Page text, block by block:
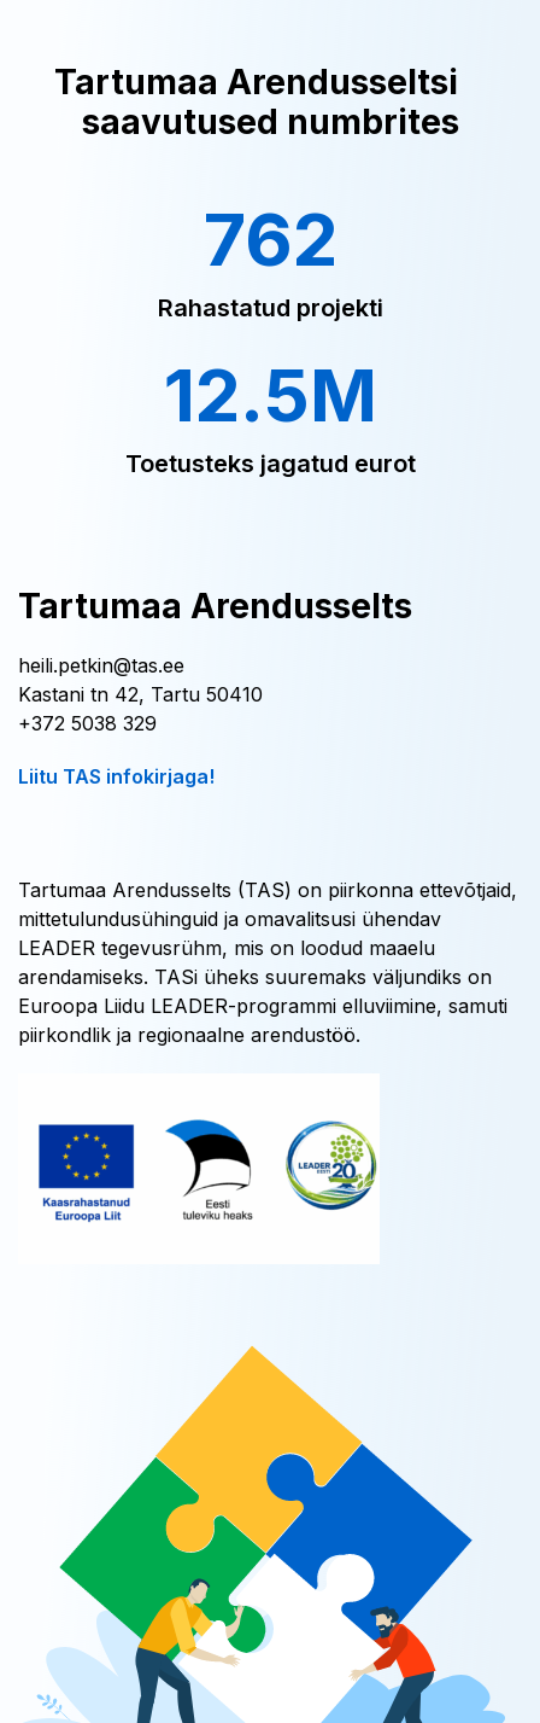
Tartumaa Arendusseltsi
saavutused numbrites
762
Rahastatud projekti
12.5M
Toetusteks jagatud eurot
Tartumaa Arendusselts
heili.petkin@tas.ee
Kastani tn 42, Tartu 50410
+372 5038 329
Liitu TAS infokirjaga!
Tartumaa Arendusselts (TAS) on piirkonna ettevõtjaid,
mittetulundusühinguid ja omavalitsusi ühendav
LEADER tegevusrühm, mis on loodud maaelu
arendamiseks. TASi üheks suuremaks väljundiks on
Euroopa Liidu LEADER-programmi elluviimine, samuti
piirkondlik ja regionaalne arendustöö.